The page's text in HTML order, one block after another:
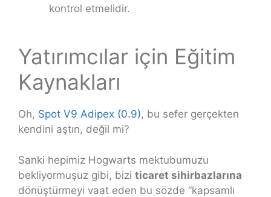
kontrol etmelidir.
Yatırımcılar için Eğitim
Kaynakları
Oh, Spot V9 Adipex (0.9), bu sefer gerçekten
kendini aştın, değil mi?
Sanki hepimiz Hogwarts mektubumuzu
bekliyormuşuz gibi, bizi ticaret sihirbazlarına
dönüştürmeyi vaat eden bu sözde “kapsamlı